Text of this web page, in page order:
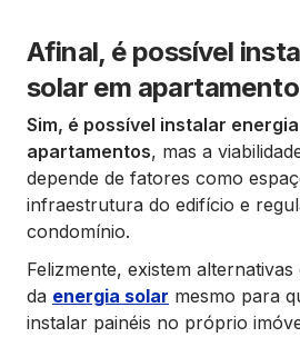
Afinal, é possível
solar em
Sim, é possível instalar
apartamentos, mas a
depende de fatores como
infraestrutura do edifício e
condomínio.
Felizmente, existem
da energia solar mesmo para
instalar painéis no próprio